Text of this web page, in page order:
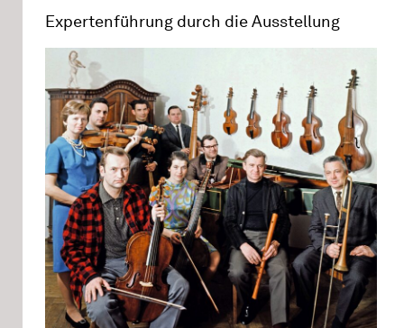
Expertenführung durch die Ausstellung